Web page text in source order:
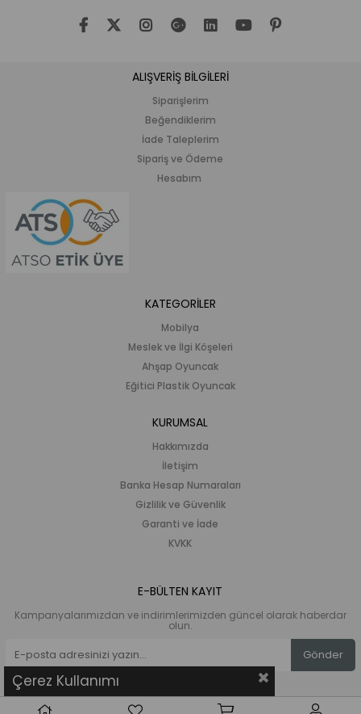
ALIŞVERİŞ BİLGİLERİ
Siparişlerim
Beğendiklerim
İade Taleplerim
Sipariş ve Ödeme
Hesabım
KATEGORİLER
Mobilya
Meslek ve İlgi Köşeleri
Ahşap Oyuncak
Eğitici Plastik Oyuncak
KURUMSAL
Hakkımızda
İletişim
Banka Hesap Numaraları
Gizlilik ve Güvenlik
Garanti ve İade
KVKK
E-BÜLTEN KAYIT
Kampanyalarımızdan ve indirimlerimizden güncel olarak haberdar
olun.
Gönder
Çerez Kullanımı